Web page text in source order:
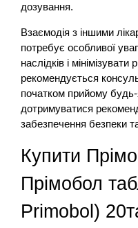
дозування.
Взаємодія з іншими
потребує особливої
наслідків і
рекомендується
початком прийому будь-
дотримуватися
забезпечення безпеки
Купити
Прімобол
Primobol)